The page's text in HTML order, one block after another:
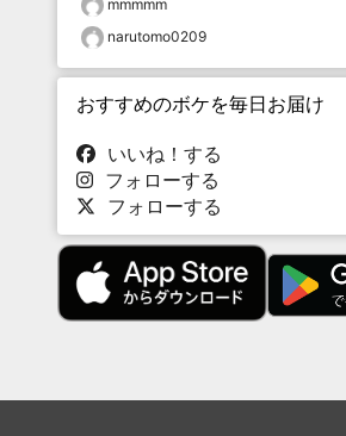
mmmmm
narutomo0209
おすすめのボケを毎日お届け
いいね！する
フォローする
フォローする